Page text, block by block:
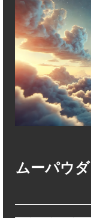
ムーパウ